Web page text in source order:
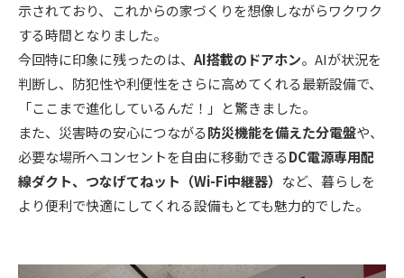
イベント情報
資料請求・お問い合わせ
示されており、これからの家づくりを想像しながらワクワク
する時間となりました。
今回特に印象に残ったのは、 AI搭載のドアホン。AIが状況を
判断し、防犯性や利便性をさらに高めてくれる最新設備で、
「ここまで進化しているんだ！」と驚きました。
また、災害時の安心につながる防災機能を備えた分電盤や、
必要な場所へコンセントを自由に移動できるDC電源専用配
線ダクト、つなげてねット（Wi-Fi中継器） など、暮らしを
より便利で快適にしてくれる設備もとても魅力的でした。